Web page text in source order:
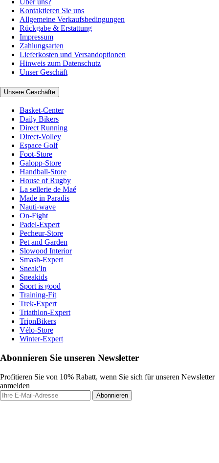
Kontaktieren Sie uns
Allgemeine Verkaufsbedingungen
Rückgabe & Erstattung
Impressum
Zahlungsarten
Lieferkosten und Versandoptionen
Hinweis zum Datenschutz
Unser Geschäft
Unsere Geschäfte
Basket-Center
Daily Bikers
Direct Running
Direct-Volley
Espace Golf
Foot-Store
Galopp-Store
Handball-Store
House of Rugby
La sellerie de Maé
Made in Paradis
Nauti-wave
On-Fight
Padel-Expert
Pecheur-Store
Pet and Garden
Slowood Interior
Smash-Expert
Sneak'In
Sneakids
Sport is good
Training-Fit
Trek-Expert
Triathlon-Expert
TripnBikers
Vélo-Store
Winter-Expert
Abonnieren Sie unseren Newsletter
Profitieren Sie von 10% Rabatt, wenn Sie sich für unseren Newsletter
anmelden
Abonnieren